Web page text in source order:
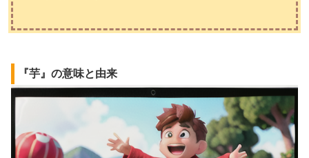
『芋』の意味と由来